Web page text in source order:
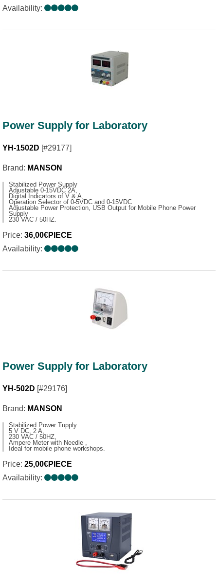
Availability:
Power Supply for Laboratory
YH-1502D [#29177]
Brand: MANSON
Stabilized Power Supply
Adjustable 0-15VDC 2A,
Digital Indicators of V & A,
Operation Selector of 0-5VDC and 0-15VDC
Adjustable Power Protection, USB Output for Mobile Phone Power
Supply
230 VAC / 50HZ.
Price: 36,00€PIECE
Availability:
Power Supply for Laboratory
YH-502D [#29176]
Brand: MANSON
Stabilized Power Tupply
5 V DC, 2 A,
230 VAC / 50HZ,
Ampere Meter with Needle ,
Ideal for mobile phone workshops.
Price: 25,00€PIECE
Availability: